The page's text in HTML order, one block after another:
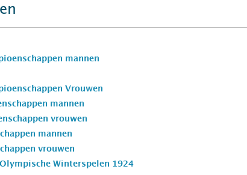
mannen
Vrouwen
mannen
vrouwen
mannen
vrouwen
Winterspelen 1924